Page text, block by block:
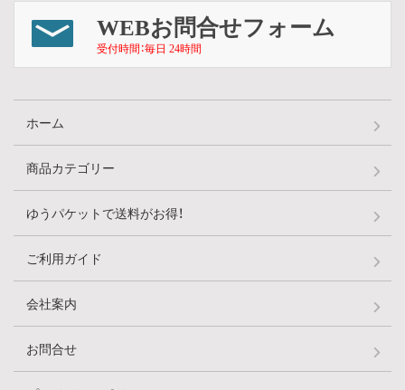
WEBお問合せフォーム
受付時間：毎日 24時間
ホーム
商品カテゴリー
ゆうパケットで送料がお得！
ご利用ガイド
会社案内
お問合せ